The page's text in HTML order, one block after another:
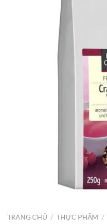
TRANG CHỦ / THỰC PHẨM /